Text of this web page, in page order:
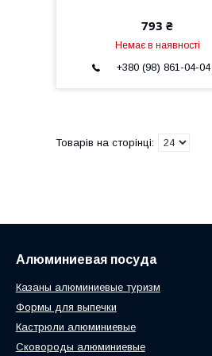
793 ₴
Немає в наявності
+380 (98) 861-04-04
Алюминиевая посуда
Казаны алюминиевые туризм
Формы для выпечки
Кастрюли алюминиевые
Сковороды алюминиевые